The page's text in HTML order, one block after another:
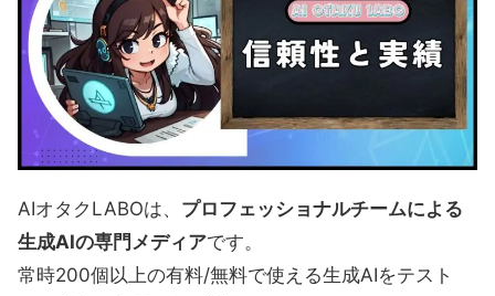
AIオタクLABOは、 プロフェッショナルチームによる
生成AIの専門メディアです。
常時200個以上の有料/無料で使える生成AIをテスト